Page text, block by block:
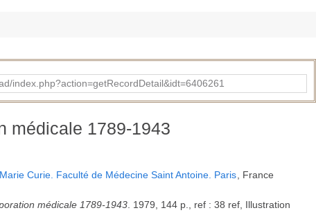
index.php?action=getRecordDetail&idt=6406261
médicale 1789-1943
Curie. Faculté de Médecine Saint Antoine. Paris, France
médicale 1789-1943. 1979, 144 p., ref : 38 ref, Illustration